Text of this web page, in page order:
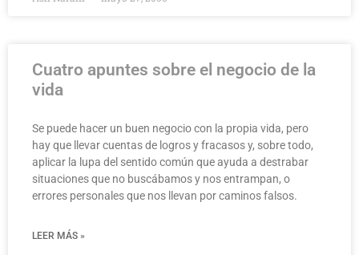
Cuatro apuntes sobre el negocio de la
vida
Se puede hacer un buen negocio con la propia vida, pero
hay que llevar cuentas de logros y fracasos y, sobre todo,
aplicar la lupa del sentido común que ayuda a destrabar
situaciones que no buscábamos y nos entrampan, o
errores personales que nos llevan por caminos falsos.
LEER MÁS »